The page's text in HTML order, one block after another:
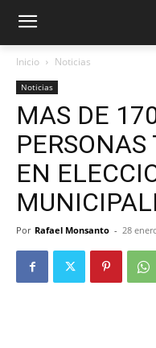
Inicio Noticias
Noticias
MAS DE
EN
Por Rafael Monsanto - 28